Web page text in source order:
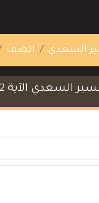
السعدي الصف
السعدي الآية 2